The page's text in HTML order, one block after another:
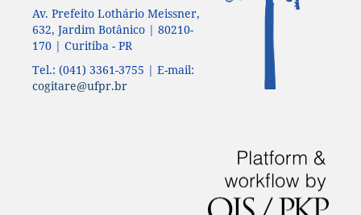
Av. Prefeito Lothário Meissner,
632, Jardim Botânico | 80210-
170 | Curitiba - PR
Tel.: (041) 3361-3755 | E-mail:
cogitare@ufpr.br